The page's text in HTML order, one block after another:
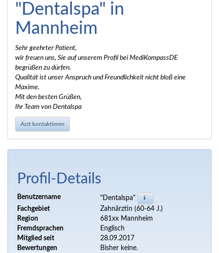
"Dentalspa" in
Mannheim
Sehr geehrter Patient,
wir freuen uns, Sie auf unserem Profil bei MediKompassDE
begrüßen zu dürfen.
Qualität ist unser Anspruch und Freundlichkeit nicht bloß eine
Maxime.
Mit den besten Grüßen,
Ihr Team von Dentalspa
Arzt kontaktieren
Profil-Details
Benutzername
"Dentalspa"
Fachgebiet
Zahnärztin (60-64 J.)
Region
681xx Mannheim
Fremdsprachen
Englisch
Mitglied seit
28.09.2017
Bewertungen
Bisher keine.